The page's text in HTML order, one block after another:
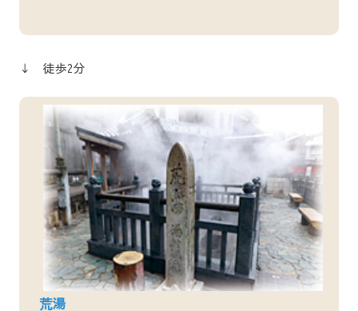
↓ 徒歩2分
荒湯